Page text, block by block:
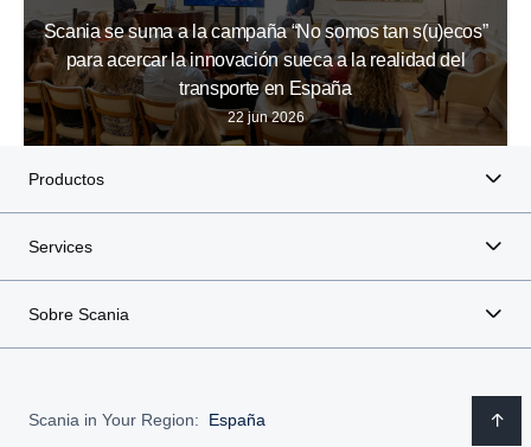
Scania se suma a la campaña “No somos tan s(u)ecos”
para acercar la innovación sueca a la realidad del
transporte en España
22 jun 2026
Productos
Services
Sobre Scania
Scania in Your Region: España